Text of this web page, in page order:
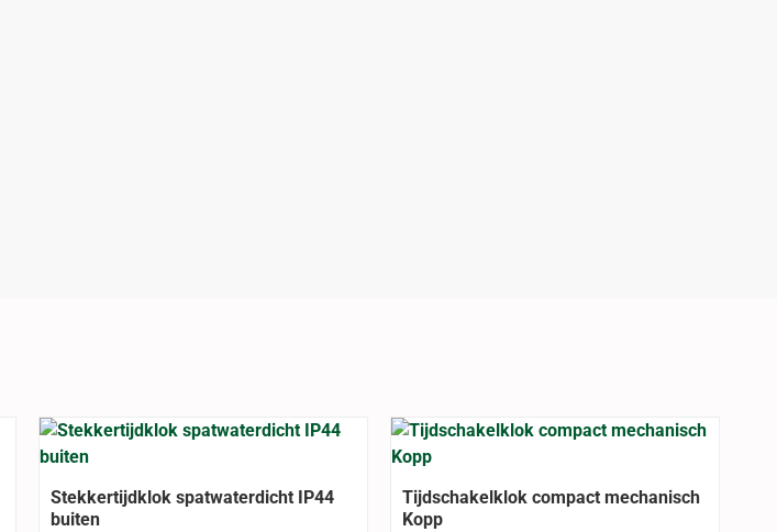
Stekkertijdklok spatwaterdicht IP44
buiten
Tijdschakelklok compact mechanisch
Kopp